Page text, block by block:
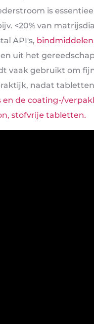
is
<20% van
API's, bindmiddelen
uit het
vaak gebruikt om
nadat
de coating-/
stofvrije tabletten.